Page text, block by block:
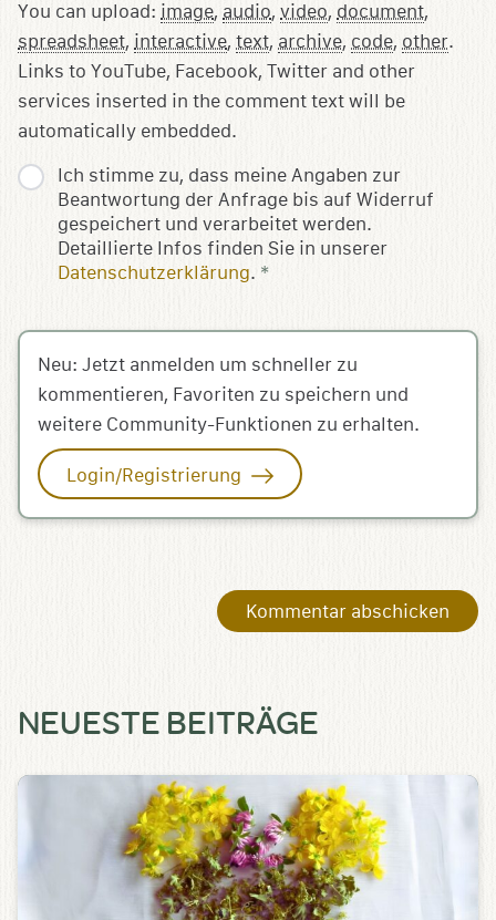
Ich stimme zu, dass meine Angaben zur
Beantwortung der Anfrage bis auf Widerruf
gespeichert und verarbeitet werden.
Detaillierte Infos finden Sie in unserer
Datenschutzerklärung. *
You can upload: image, audio, video, document,
spreadsheet, interactive, text, archive, code, other.
Links to YouTube, Facebook, Twitter and other
services inserted in the comment text will be
automatically embedded.
Neu: Jetzt anmelden um schneller zu
kommentieren, Favoriten zu speichern und
weitere Community-Funktionen zu erhalten.
Login/Registrierung
NEUESTE BEITRÄGE